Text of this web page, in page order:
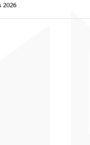
2026